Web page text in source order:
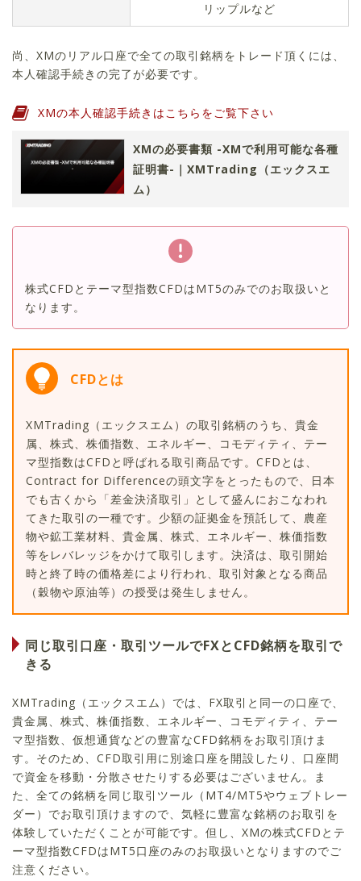
リップルなど
尚、XMのリアル口座で全ての取引銘柄をトレード頂くには、
本人確認手続きの完了が必要です。
XMの本人確認手続きはこちらをご覧下さい
XMの必要書類 -XMで利用可能な各種
証明書-｜XMTrading（エックスエ
ム）
株式CFDとテーマ型指数CFDはMT5のみでのお取扱いと
なります。
CFDとは
XMTrading（エックスエム）の取引銘柄のうち、貴金
属、株式、株価指数、エネルギー、コモディティ、テー
マ型指数はCFDと呼ばれる取引商品です。CFDとは、
Contract for Differenceの頭文字をとったもので、日本
でも古くから「差金決済取引」として盛んにおこなわれ
てきた取引の一種です。少額の証拠金を預託して、農産
物や鉱工業材料、貴金属、株式、エネルギー、株価指数
等をレバレッジをかけて取引します。決済は、取引開始
時と終了時の価格差により行われ、取引対象となる商品
（穀物や原油等）の授受は発生しません。
同じ取引口座・取引ツールでFXとCFD銘柄を取引で
きる
XMTrading（エックスエム）では、FX取引と同一の口座で、
貴金属、株式、株価指数、エネルギー、コモディティ、テー
マ型指数、仮想通貨などの豊富なCFD銘柄をお取引頂けま
す。そのため、CFD取引用に別途口座を開設したり、口座間
で資金を移動・分散させたりする必要はございません。ま
た、全ての銘柄を同じ取引ツール（MT4/MT5やウェブトレー
ダー）でお取引頂けますので、気軽に豊富な銘柄のお取引を
体験していただくことが可能です。但し、XMの株式CFDとテ
ーマ型指数CFDはMT5口座のみのお取扱いとなりますのでご
注意ください。